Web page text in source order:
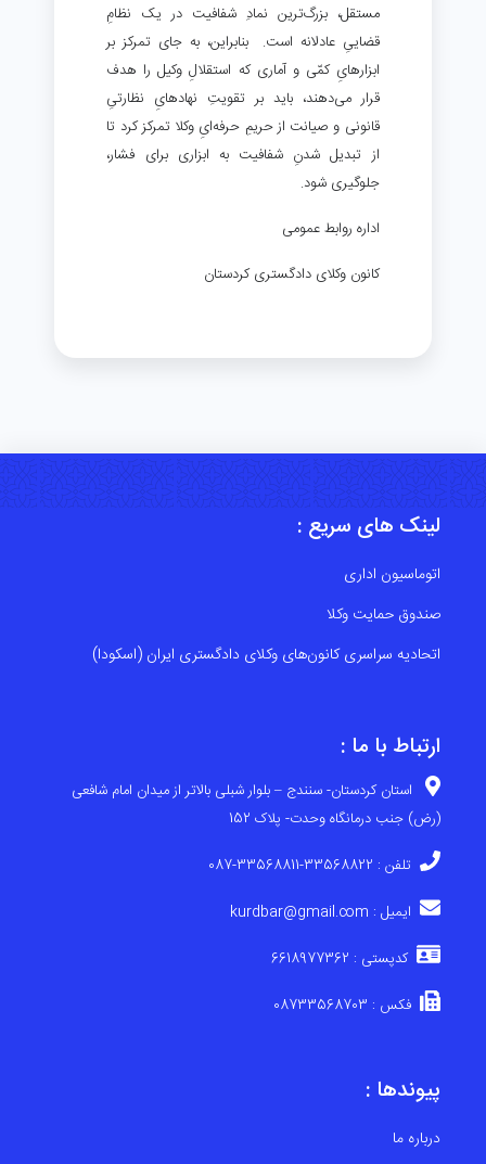
مستقل، بزرگ‌ترین نمادِ شفافیت در یک نظامِ
قضاییِ عادلانه است. بنابراین، به جای تمرکز بر
ابزارهایِ کمّی و آماری که استقلالِ وکیل را هدف
قرار می‌دهند، باید بر تقویتِ نهادهایِ نظارتیِ
قانونی و صیانت از حریمِ حرفه‌ایِ وکلا تمرکز کرد تا
از تبدیل شدنِ شفافیت به ابزاری برای فشار،
جلوگیری شود.
اداره روابط عمومی
کانون وکلای دادگستری کردستان
لینک های سریع :
اتوماسیون اداری
صندوق حمایت وکلا
اتحادیه سراسری کانون‌های وکلای دادگستری ایران (اسکودا)
پیوندها :
درباره ما
ارتباط با ما :
استان کردستان- سنندج – بلوار شبلی بالاتر از میدان امام شافعی
(رض) جنب درمانگاه وحدت- پلاک 152
تلفن : 33568822-33568811-087
ایمیل : kurdbar@gmail.com
کدپستی : 6618977362
فکس : 08733568703